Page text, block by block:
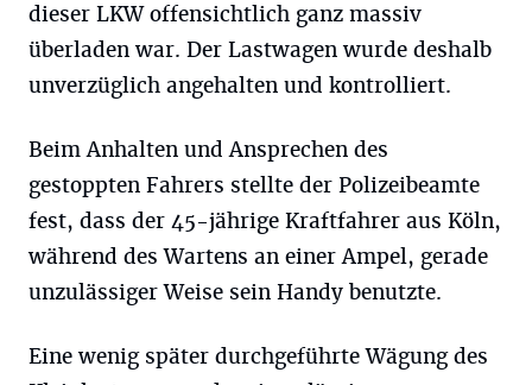
dieser LKW offensichtlich ganz massiv
überladen war. Der Lastwagen wurde deshalb
unverzüglich angehalten und kontrolliert.
Beim Anhalten und Ansprechen des
gestoppten Fahrers stellte der Polizeibeamte
fest, dass der 45-jährige Kraftfahrer aus Köln,
während des Wartens an einer Ampel, gerade
unzulässiger Weise sein Handy benutzte.
Eine wenig später durchgeführte Wägung des